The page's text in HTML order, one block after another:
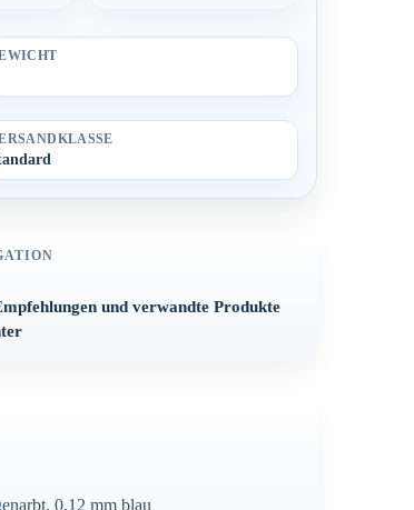
und verwandte Produkte
0,12 mm blau